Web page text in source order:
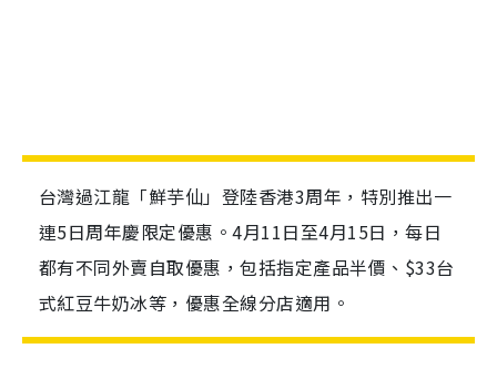
台灣過江龍「鮮芋仙」登陸香港3周年，特別推出一
連5日周年慶限定優惠。4月11日至4月15日，每日
都有不同外賣自取優惠，包括指定產品半價、$33台
式紅豆牛奶冰等，優惠全線分店適用。